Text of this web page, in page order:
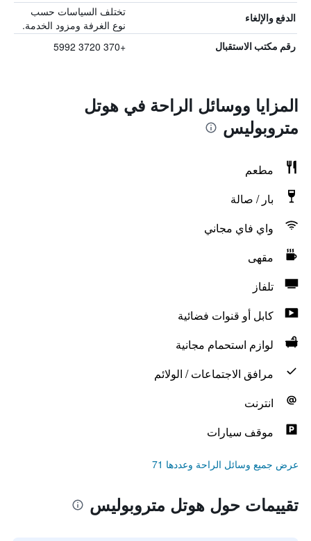
الدفع والإلغاء
تختلف السياسات حسب
نوع الغرفة ومزود الخدمة.
رقم مكتب الاستقبال +370 3720 5992
المزايا ووسائل الراحة في هوتل
متروبوليس
مطعم
بار / صالة
واي فاي مجاني
مقهى
تلفاز
كابل أو قنوات فضائية
لوازم استحمام مجانية
مرافق الاجتماعات / الولائم
انترنت
موقف سيارات
عرض جميع وسائل الراحة وعددها 71
تقييمات حول هوتل متروبوليس